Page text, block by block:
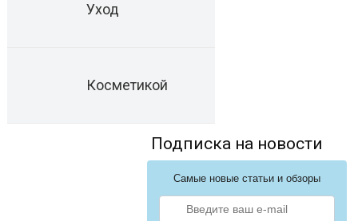
Уход
Косметикой
Подписка на новости
Самые новые статьи и обзоры